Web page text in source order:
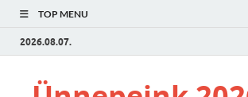
TOP MENU
2026.08.07.